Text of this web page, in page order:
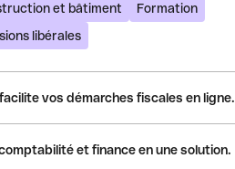
et bâtiment
Formation
libérales
vos démarches fiscales en ligne.
et finance en une solution.